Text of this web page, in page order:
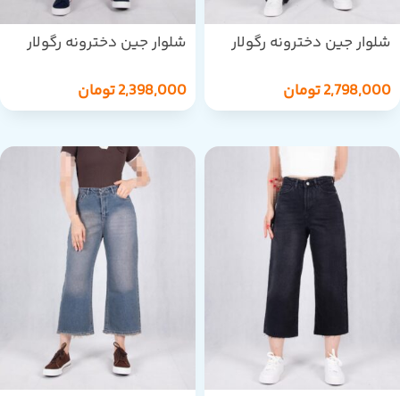
شلوار جین دخترونه رگولار
2,798,000تومان
شلوار جین دخترونه رگولار
2,398,000تومان